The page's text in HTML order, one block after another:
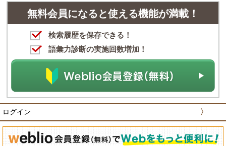
無料会員になると使える機能が満載！
検索履歴を保存できる！
語彙力診断の実施回数増加！
ログイン 〉